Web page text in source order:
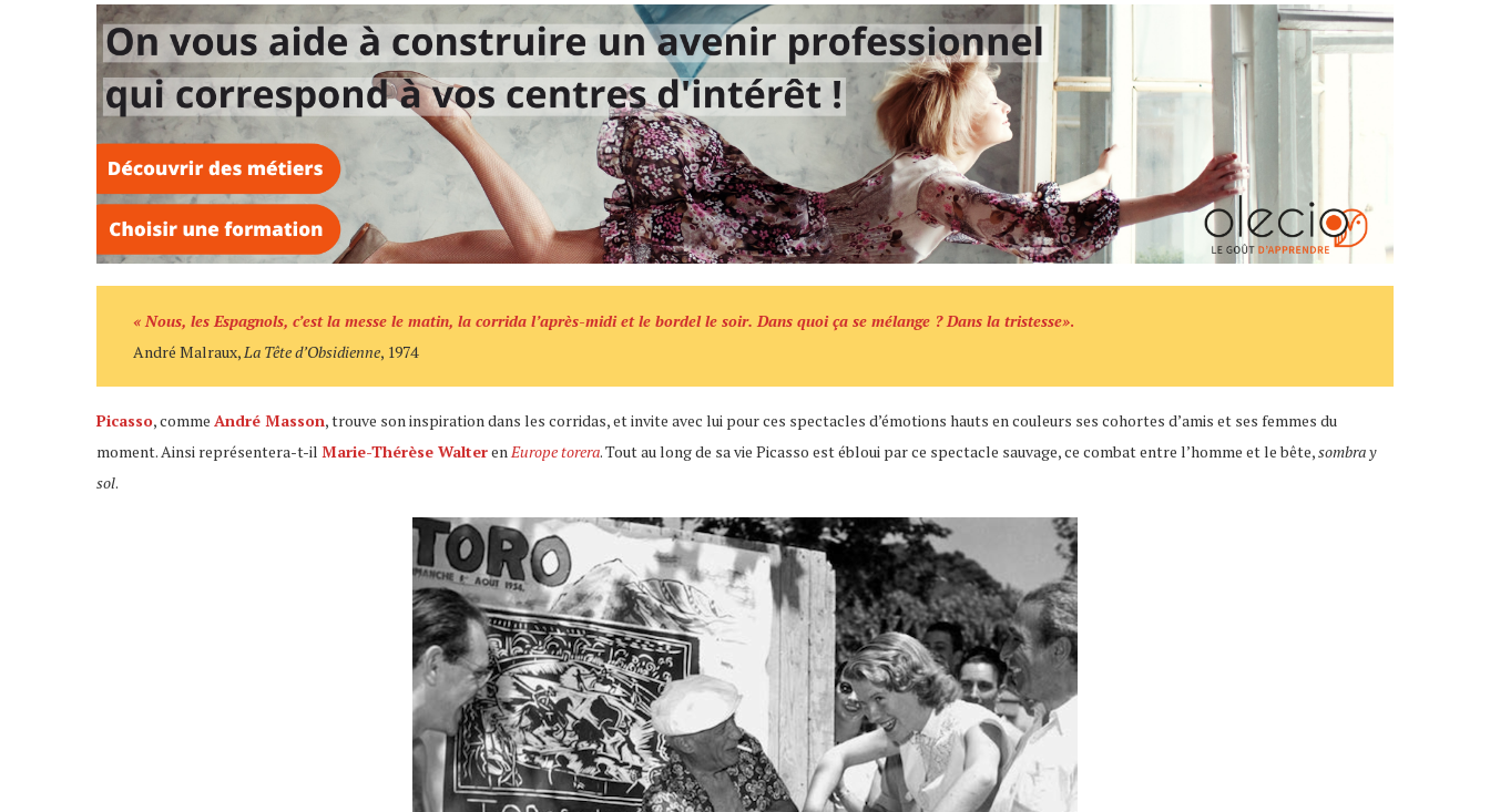
« Nous, les Espagnols, c’est la messe le matin, la corrida l’après-midi et le bordel le soir. Dans quoi ça se mélange ? Dans la tristesse».
André Malraux, La Tête d’Obsidienne, 1974
Picasso, comme André Masson, trouve son inspiration dans les corridas, et invite avec lui pour ces spectacles d’émotions hauts en couleurs ses cohortes d’amis et ses femmes du
moment. Ainsi représentera-t-il Marie-Thérèse WalterenEurope torera. Tout au long de sa vie Picasso est ébloui par ce spectacle sauvage, ce combat entre l’homme et le bête,sombra y
sol.